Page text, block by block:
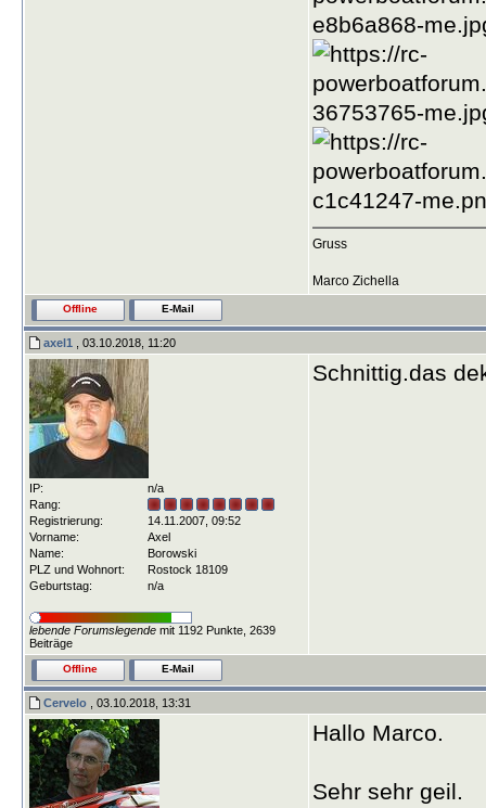
Gruss
Marco Zichella
Offline E-Mail
axel1 , 03.10.2018, 11:20
IP:
n/a
Rang:
Registrierung:
14.11.2007, 09:52
Vorname:
Axel
Name:
Borowski
PLZ und Wohnort:
Rostock 18109
Geburtstag:
n/a
lebende Forumslegende mit 1192 Punkte, 2639
Beiträge
Schnittig.das
Offline E-Mail
Cervelo , 03.10.2018, 13:31
Hallo Marco.
Sehr sehr geil.